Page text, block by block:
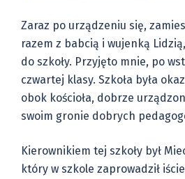
Zaraz po urządzeniu się,
razem z babcią i wujenką
do szkoły. Przyjęto mnie, po
czwartej klasy. Szkoła była
obok kościoła, dobrze
swoim gronie dobrych
Kierownikiem tej szkoły był
który w szkole zaprowadził